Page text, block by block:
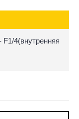
4(внутренняя